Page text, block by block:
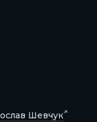
Шевчук